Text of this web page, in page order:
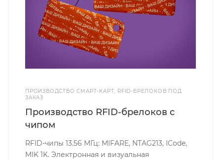
ПРОИЗВОДСТВО СМАРТ-КАРТ, RFID-БРЕЛОКОВ ПОД
ЗАКАЗ
Производство RFID-брелоков с
чипом
RFID-чипы 13.56 МГц: MIFARE, NTAG213, ICode,
MIK 1K. Электронная и визуальная